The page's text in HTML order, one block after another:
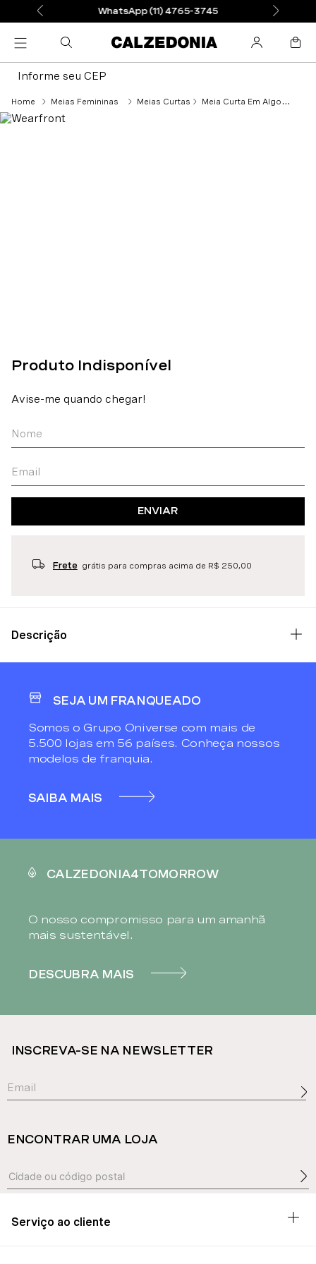
WhatsApp (11) 4765-3745
Informe seu CEP
Meias Femininas Meias Curtas Meia Curta Em Algodão Térmico - Bege
ENVIAR
Frete grátis para compras acima de R$ 250,00
Descrição
SEJA UM FRANQUEADO
Somos o Grupo Oniverse com mais de
5.500 lojas em 56 países. Conheça nossos
modelos de franquia.
SAIBA MAIS
CALZEDONIA4TOMORROW
O nosso compromisso para um amanhã
mais sustentável.
DESCUBRA MAIS
INSCREVA-SE NA NEWSLETTER
ENCONTRAR UMA LOJA
Serviço ao cliente